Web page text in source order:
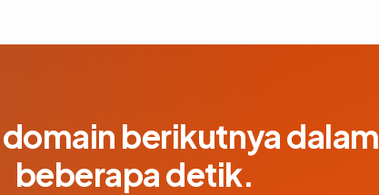
domain berikutnya dalam
beberapa detik.